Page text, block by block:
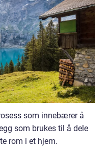
som innebærer å
som brukes til å dele
rom i et hjem.